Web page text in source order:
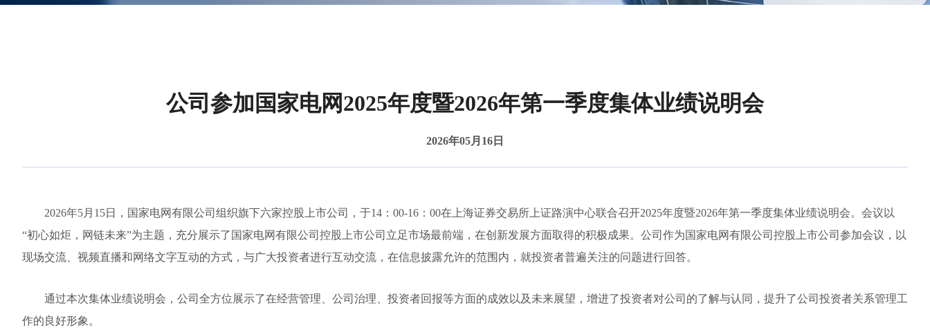
公司参加国家电网2025年度暨2026年第一季度集体业绩说明会
2026年05月16日
2026年5月15日，国家电网有限公司组织旗下六家控股上市公司，于14：00-16：00在上海证券交易所上证路演中心联合召开2025年度暨2026年第一季度集体业绩说明会。会议以
“初心如炬，网链未来”为主题，充分展示了国家电网有限公司控股上市公司立足市场最前端，在创新发展方面取得的积极成果。公司作为国家电网有限公司控股上市公司参加会议，以
现场交流、视频直播和网络文字互动的方式，与广大投资者进行互动交流，在信息披露允许的范围内，就投资者普遍关注的问题进行回答。
通过本次集体业绩说明会，公司全方位展示了在经营管理、公司治理、投资者回报等方面的成效以及未来展望，增进了投资者对公司的了解与认同，提升了公司投资者关系管理工
作的良好形象。